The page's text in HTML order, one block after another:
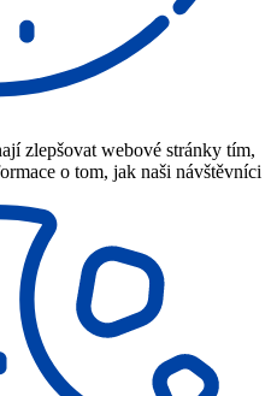
zlepšovat webové stránky tím,
o tom, jak naši návštěvníci